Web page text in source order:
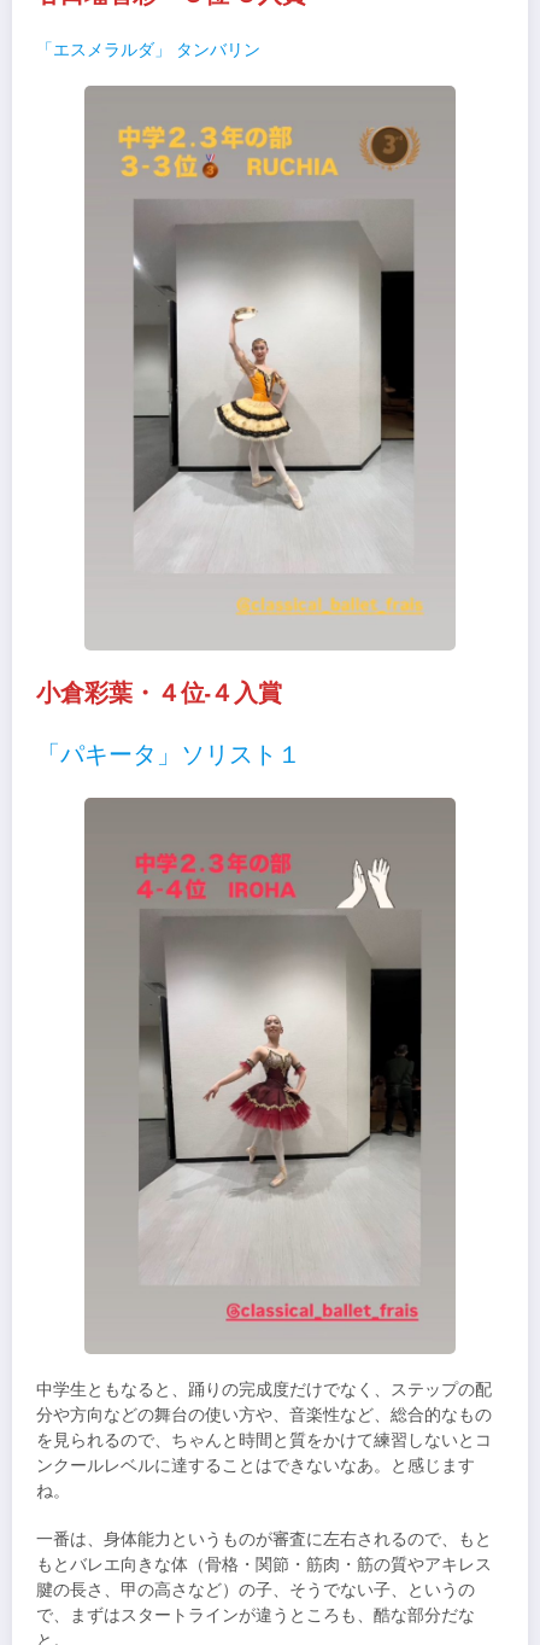
「エスメラルダ」 タンバリン
小倉彩葉・４位-４入賞
「パキータ」ソリスト１
中学生ともなると、踊りの完成度だけでなく、ステップの配
分や方向などの舞台の使い方や、音楽性など、総合的なもの
を見られるので、ちゃんと時間と質をかけて練習しないとコ
ンクールレベルに達することはできないなあ。と感じます
ね。
一番は、身体能力というものが審査に左右されるので、もと
もとバレエ向きな体（骨格・関節・筋肉・筋の質やアキレス
腱の長さ、甲の高さなど）の子、そうでない子、というの
で、まずはスタートラインが違うところも、酷な部分だな